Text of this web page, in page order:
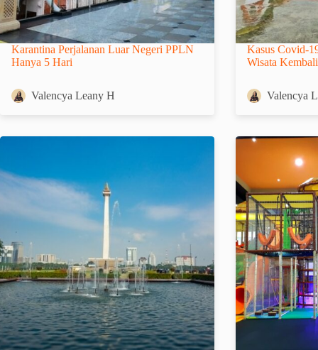
Karantina Perjalanan Luar Negeri PPLN
Hanya 5 Hari
Valencya Leany H
Kasus Covid-
Wisata
Valencya